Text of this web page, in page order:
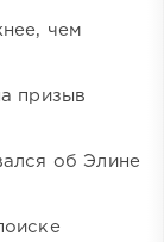
чем
призыв
об Элине